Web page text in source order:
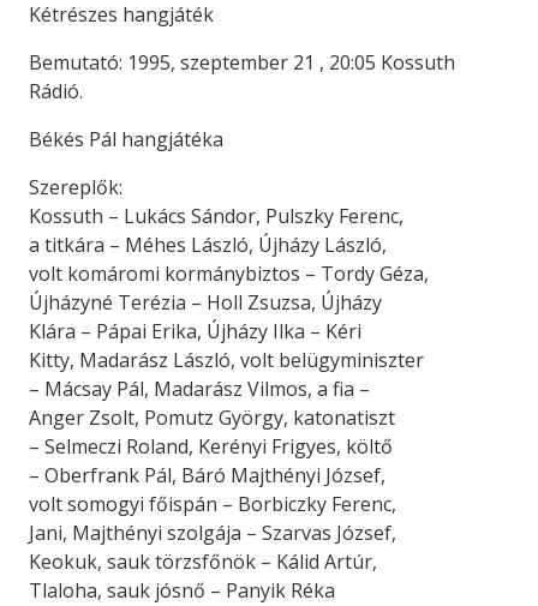
Kétrészes hangjáték
Bemutató: 1995, szeptember 21 , 20:05 Kossuth
Rádió.
Békés Pál hangjátéka
Szereplők:
Kossuth – Lukács Sándor, Pulszky Ferenc,
a titkára – Méhes László, Újházy László,
volt komáromi kormánybiztos – Tordy Géza,
Újházyné Terézia – Holl Zsuzsa, Újházy
Klára – Pápai Erika, Újházy Ilka – Kéri
Kitty, Madarász László, volt belügyminiszter
– Mácsay Pál, Madarász Vilmos, a fia –
Anger Zsolt, Pomutz György, katonatiszt
– Selmeczi Roland, Kerényi Frigyes, költő
– Oberfrank Pál, Báró Majthényi József,
volt somogyi főispán – Borbiczky Ferenc,
Jani, Majthényi szolgája – Szarvas József,
Keokuk, sauk törzsfőnök – Kálid Artúr,
Tlaloha, sauk jósnő – Panyik Réka